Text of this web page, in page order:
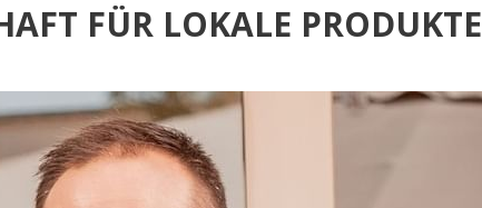
FÜR LOKALE PRODUKTE